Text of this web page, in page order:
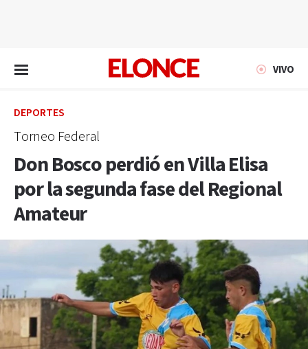
VIVO
DEPORTES
Torneo Federal
Don Bosco perdió en Villa Elisa
por la segunda fase del Regional
Amateur